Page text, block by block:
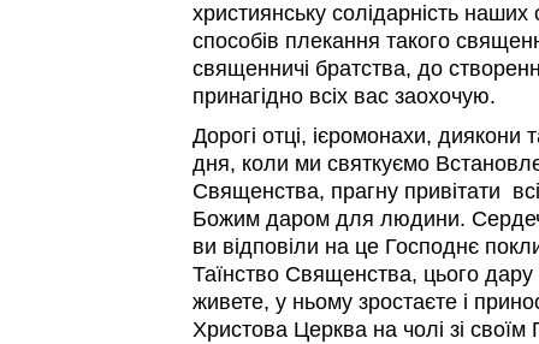
християнську солідарність наших
способів плекання такого
священничі братства, до
принагідно всіх вас заохочую.
Дорогі отці, ієромонахи, диякони
дня, коли ми святкуємо
Священства, прагну привітати
Божим даром для людини.
ви відповіли на це Господнє
Таїнство Священства, цього
живете, у ньому зростаєте і
Христова Церква на чолі зі